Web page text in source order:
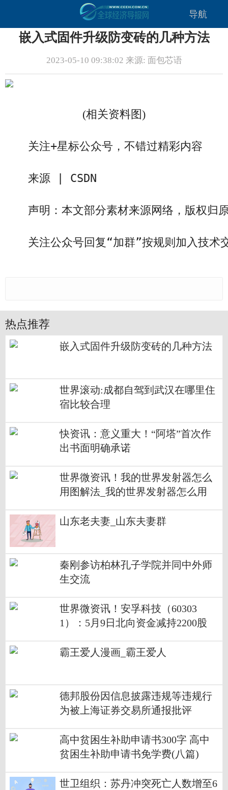
导航
嵌入式固件升级防变砖的几种方法
2023-05-10 09:38:02 来源: 面包芯语
(相关资料图)
关注+星标公众号，不错过精彩内容
来源 | CSDN
声明：本文部分素材来源网络，版权归
关注公众号回复“加群”按规则加入技
热点推荐
嵌入式固件升级防变砖的几种方法
世界滚动:成都自驾到武汉在哪里住
宿比较合理
快资讯：意义重大！“阿塔”首次作
出书面明确承诺
世界微资讯！我的世界发射器怎么
用图解法_我的世界发射器怎么用
山东老夫妻_山东夫妻群
秦刚参访柏林孔子学院并同中外师
生交流
世界微资讯！安孚科技（60303
1）：5月9日北向资金减持2200股
霸王爱人漫画_霸王爱人
德邦股份因信息披露违规等违规行
为被上海证券交易所通报批评
高中贫困生补助申请书300字 高中
贫困生补助申请书免学费(八篇)
世卫组织：苏丹冲突死亡人数增至6